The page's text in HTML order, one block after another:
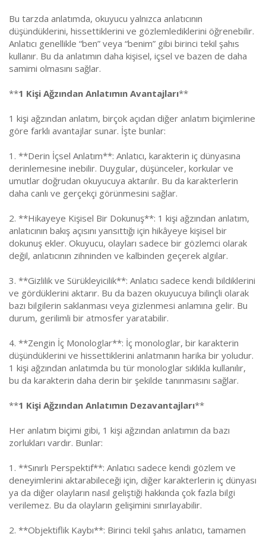
Bu tarzda anlatımda, okuyucu yalnızca anlatıcının
düşündüklerini, hissettiklerini ve gözlemlediklerini öğrenebilir.
Anlatıcı genellikle “ben” veya “benim” gibi birinci tekil şahıs
kullanır. Bu da anlatımın daha kişisel, içsel ve bazen de daha
samimi olmasını sağlar.
**1 Kişi Ağzından Anlatımın Avantajları**
1 kişi ağzından anlatım, birçok açıdan diğer anlatım biçimlerine
göre farklı avantajlar sunar. İşte bunlar:
1. **Derin İçsel Anlatım**: Anlatıcı, karakterin iç dünyasına
derinlemesine inebilir. Duygular, düşünceler, korkular ve
umutlar doğrudan okuyucuya aktarılır. Bu da karakterlerin
daha canlı ve gerçekçi görünmesini sağlar.
2. **Hikayeye Kişisel Bir Dokunuş**: 1 kişi ağzından anlatım,
anlatıcının bakış açısını yansıttığı için hikâyeye kişisel bir
dokunuş ekler. Okuyucu, olayları sadece bir gözlemci olarak
değil, anlatıcının zihninden ve kalbinden geçerek algılar.
3. **Gizlilik ve Sürükleyicilik**: Anlatıcı sadece kendi bildiklerini
ve gördüklerini aktarır. Bu da bazen okuyucuya bilinçli olarak
bazı bilgilerin saklanması veya gizlenmesi anlamına gelir. Bu
durum, gerilimli bir atmosfer yaratabilir.
4. **Zengin İç Monologlar**: İç monologlar, bir karakterin
düşündüklerini ve hissettiklerini anlatmanın harika bir yoludur.
1 kişi ağzından anlatımda bu tür monologlar sıklıkla kullanılır,
bu da karakterin daha derin bir şekilde tanınmasını sağlar.
**1 Kişi Ağzından Anlatımın Dezavantajları**
Her anlatım biçimi gibi, 1 kişi ağzından anlatımın da bazı
zorlukları vardır. Bunlar:
1. **Sınırlı Perspektif**: Anlatıcı sadece kendi gözlem ve
deneyimlerini aktarabileceği için, diğer karakterlerin iç dünyası
ya da diğer olayların nasıl geliştiği hakkında çok fazla bilgi
verilemez. Bu da olayların gelişimini sınırlayabilir.
2. **Objektiflik Kaybı**: Birinci tekil şahıs anlatıcı, tamamen